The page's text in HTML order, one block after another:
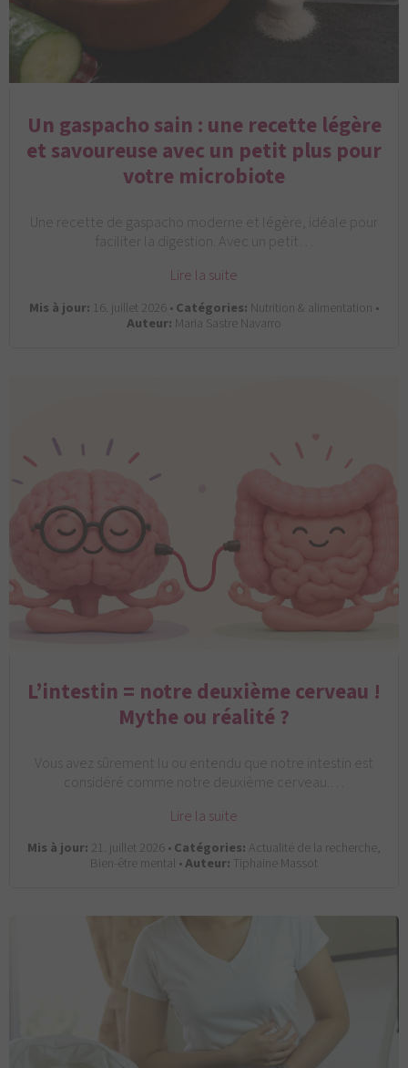
Un gaspacho sain : une recette légère
et savoureuse avec un petit plus pour
votre microbiote
Une recette de gaspacho moderne et légère, idéale pour
faciliter la digestion. Avec un petit…
Lire la suite
Mis à jour: 16. juillet 2026 •Catégories: Nutrition & alimentation •
Auteur: Maria Sastre Navarro
L’intestin = notre deuxième cerveau !
Mythe ou réalité ?
Vous avez sûrement lu ou entendu que notre intestin est
considéré comme notre deuxième cerveau.…
Lire la suite
Mis à jour: 21. juillet 2026 •Catégories: Actualité de la recherche,
Bien-être mental •Auteur: Tiphaine Massot